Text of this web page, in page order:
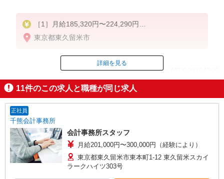
［1］月給185,320円〜224,290円
※別途規定内手当
※経験・能力による
東京都東久留米市
ID：AE0529764225
掲載期間終了
詳細を見る
11件のこの求人と職種が同じ求人
正社員
千熊会計事務所
会計事務所スタッフ
月給201,000円〜300,000円（経験により）
東京都東久留米市東本町1-12 東久留米スカイ
ラークハイツ303号